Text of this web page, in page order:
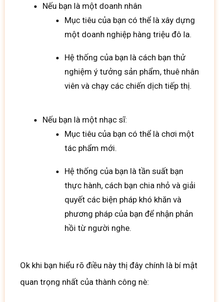
Nếu bạn là một doanh nhân
Mục tiêu của bạn có thể là xây dựng
một doanh nghiệp hàng triệu đô la.
Hệ thống của bạn là cách bạn thử
nghiệm ý tưởng sản phẩm, thuê nhân
viên và chạy các chiến dịch tiếp thị.
Nếu bạn là một nhạc sĩ:
Mục tiêu của bạn có thể là chơi một
tác phẩm mới.
Hệ thống của bạn là tần suất bạn
thực hành, cách bạn chia nhỏ và giải
quyết các biện pháp khó khăn và
phương pháp của bạn để nhận phản
hồi từ người nghe.
Ok khi bạn hiểu rõ điều này thị đây chính là bí mật
quan trọng nhất của thành công nè: